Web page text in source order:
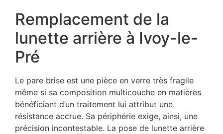
Remplacement de la
lunette arrière à Ivoy-le-
Pré
Le pare brise est une pièce en verre très fragile
même si sa composition multicouche en matières
bénéficiant d’un traitement lui attribut une
résistance accrue. Sa périphérie exige, ainsi, une
précision incontestable. La pose de lunette arrière